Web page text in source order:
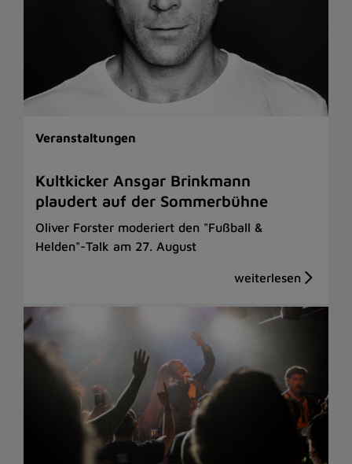
Veranstaltungen
Kultkicker Ansgar Brinkmann
plaudert auf der Sommerbühne
Oliver Forster moderiert den "Fußball &
Helden"-Talk am 27. August